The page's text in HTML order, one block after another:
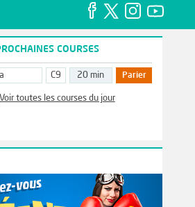
COURSES
C9 20 min Parier
Voir toutes les courses du jour